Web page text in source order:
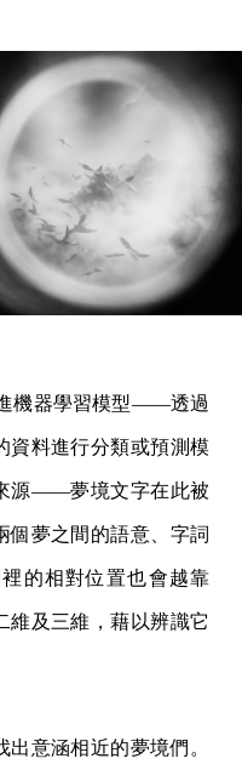
機器學習模型——透過
資料進行分類或預測模
源——夢境文字在此被
個夢之間的語意、字詞
的相對位置也會越靠
維及三維，藉以辨識它
意涵相近的夢境們。